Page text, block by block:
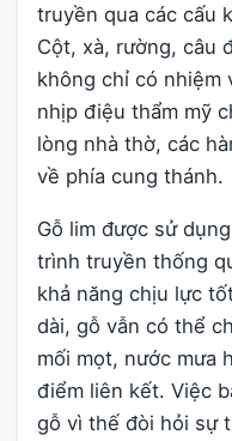
truyền qua các cấu
Cột, xà, rường, câu
không chỉ có nhiệm
nhịp điệu thẩm mỹ
lòng nhà thờ, các
về phía cung thánh.
Gỗ lim được sử
trình truyền thống
khả năng chịu lực
dài, gỗ vẫn có thể
mối mọt, nước mưa
điểm liên kết. Việc
gỗ vì thế đòi hỏi sự